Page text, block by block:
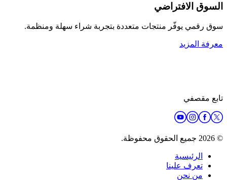
السوق الافتراضي
سوق رقمي يوفّر منتجات متعددة بتجربة شراء سهلة ومنظمة.
معرفة المزيد
تابع مقصفي
© 2026 جميع الحقوق محفوظة.
الرئيسية
تعرف علينا
من نحن